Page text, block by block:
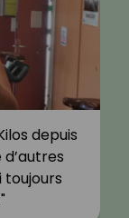
depuis
toujours